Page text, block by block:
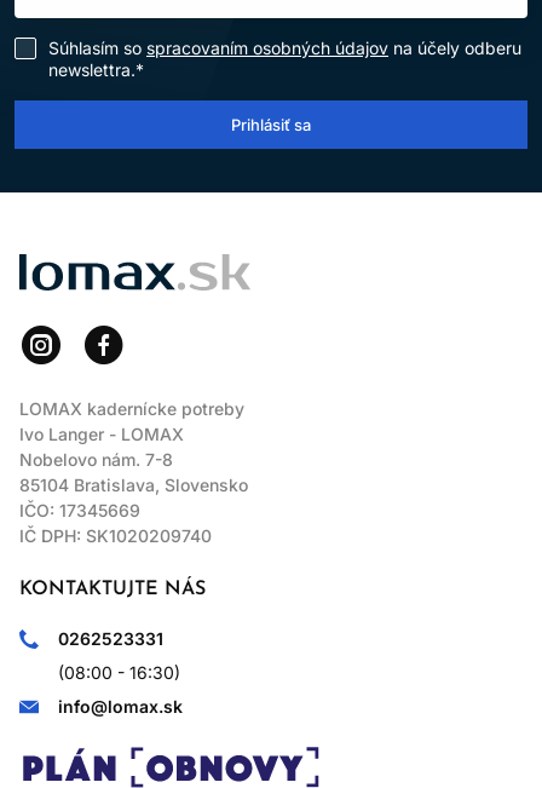
Súhlasím so spracovaním osobných údajov na účely odberu
newslettra.*
Prihlásiť sa
LOMAX
LOMAX kadernícke potreby
Ivo Langer - LOMAX
Nobelovo nám. 7-8
85104 Bratislava, Slovensko
IČO: 17345669
IČ DPH: SK1020209740
KONTAKTUJTE NÁS
0262523331
(08:00 - 16:30)
info@lomax.sk